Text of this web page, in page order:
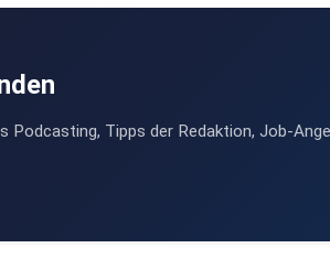
Tipps der Redaktion, Job-